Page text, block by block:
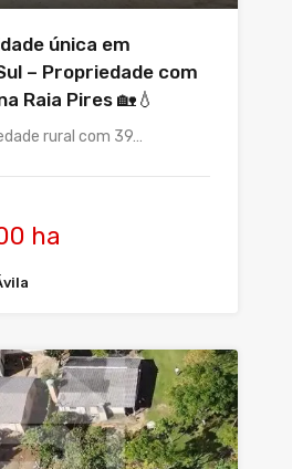
única em
– Propriedade com
Raia Pires 🏡💧
rural com 39…
ha